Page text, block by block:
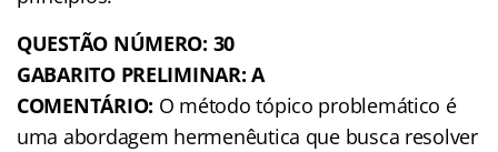
QUESTÃO NÚMERO: 30
GABARITO PRELIMINAR: A
COMENTÁRIO: O método tópico problemático é
uma abordagem hermenêutica que busca resolver